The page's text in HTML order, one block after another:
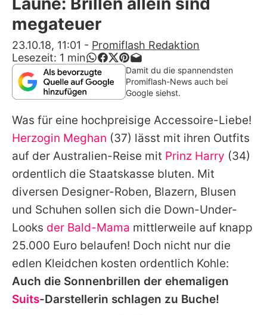
App runterladen
Team
Redaktionelle Richtlinien
Impressum
Datenschutzerklärung
Nutzungsbedingungen
Utiq verwalten
megateuer
23.10.18, 11:01 - Promiflash Redaktion
Lesezeit: 1 min
Damit du die spannendsten
Promiflash-News auch bei
Google siehst.
Was für eine hochpreisige Accessoire-Liebe!
Herzogin Meghan (37) lässt mit ihren Outfits
auf der Australien-Reise mit Prinz Harry (34)
ordentlich die Staatskasse bluten. Mit
diversen Designer-Roben, Blazern, Blusen
und Schuhen sollen sich die Down-Under-
Looks der Bald-Mama mittlerweile auf knapp
25.000 Euro belaufen! Doch nicht nur die
edlen Kleidchen kosten ordentlich Kohle:
Auch die Sonnenbrillen der ehemaligen
Suits-Darstellerin schlagen zu Buche!